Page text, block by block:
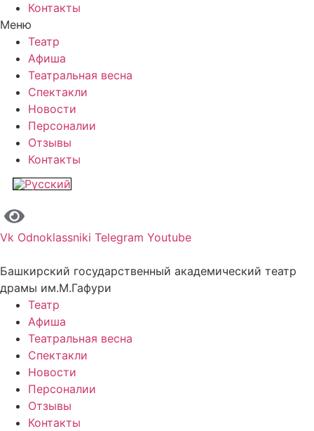
Контакты
Меню
Театр
Афиша
Театральная весна
Спектакли
Новости
Персоналии
Отзывы
Контакты
Vk Odnoklassniki Telegram Youtube
Башкирский государственный академический театр
драмы им.М.Гафури
Театр
Афиша
Театральная весна
Спектакли
Новости
Персоналии
Отзывы
Контакты